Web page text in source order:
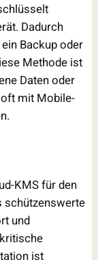
Dadurch
Backup oder
Methode ist
Daten oder
mit Mobile-
KMS für den
schützenswerte
und
ist